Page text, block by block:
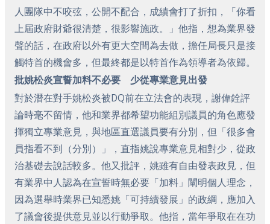
人團隊中不咬弦，公開不配合，成績會打了折扣，「你看
上屆政府財爺很清楚，很影響施政。」他指，想為業界發
聲的話，在政府以外有更大空間為去做，擔任局長只是接
觸特首的機會多，但最終都是以特首作為領導者為依歸。
批姚松炎宣誓加料不必要 少從專業意見出發
對於潛在對手姚松炎被DQ前在立法會的表現，謝偉銓評
論時毫不留情，他和業界都希望功能組別議員的角色應發
揮獨立專業意見，與地區直選議員要有分別，但「很多會
員指看不到（分別）」，直指姚說專業意見相對少，從政
治基礎去說話較多。他又批評，姚雖有自由發表政見，但
有業界中人認為在宣誓時無必要「加料」闡明個人理念，
因為選舉時業界已知悉姚「可持續發展」的政綱，應加入
了議會後提供意見並以行動爭取。他指，當年爭取在在功